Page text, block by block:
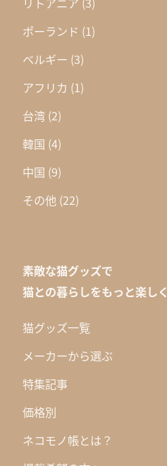
ポーランド (1)
ベルギー (3)
アフリカ (1)
台湾 (2)
韓国 (4)
中国 (9)
その他 (22)
素敵な猫グッズで
猫との暮らしをもっと楽しく
猫グッズ一覧
メーカーから選ぶ
特集記事
価格別
ネコモノ帳とは？